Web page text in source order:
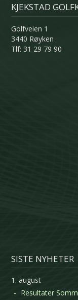
KJEKSTAD
Golfveien 1
3440 Røyken
Tlf: 31 29 79 90
SISTE NYHETER
1. august
Resultater